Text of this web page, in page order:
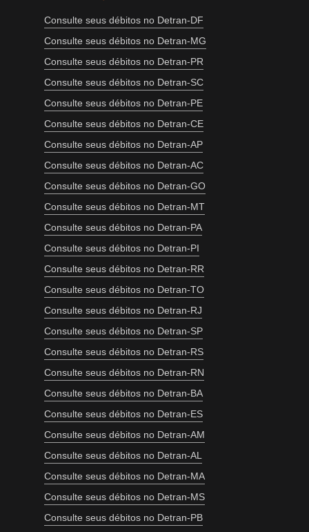
Consulte seus débitos no Detran-DF
Consulte seus débitos no Detran-MG
Consulte seus débitos no Detran-PR
Consulte seus débitos no Detran-SC
Consulte seus débitos no Detran-PE
Consulte seus débitos no Detran-CE
Consulte seus débitos no Detran-AP
Consulte seus débitos no Detran-AC
Consulte seus débitos no Detran-GO
Consulte seus débitos no Detran-MT
Consulte seus débitos no Detran-PA
Consulte seus débitos no Detran-PI
Consulte seus débitos no Detran-RR
Consulte seus débitos no Detran-TO
Consulte seus débitos no Detran-RJ
Consulte seus débitos no Detran-SP
Consulte seus débitos no Detran-RS
Consulte seus débitos no Detran-RN
Consulte seus débitos no Detran-BA
Consulte seus débitos no Detran-ES
Consulte seus débitos no Detran-AM
Consulte seus débitos no Detran-AL
Consulte seus débitos no Detran-MA
Consulte seus débitos no Detran-MS
Consulte seus débitos no Detran-PB